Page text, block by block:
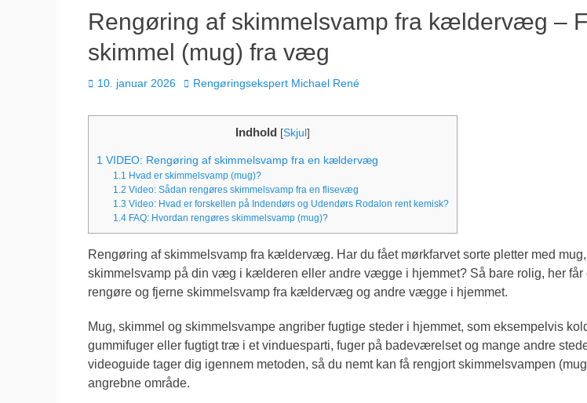
Rengøring af skimmelsvamp fra kældervæg –
skimmel (mug) fra væg
Udgivet
10. januar 2026 Forfatter
Rengøringsekspert Michael René
Indhold [Skjul ]
1 VIDEO: Rengøring af skimmelsvamp fra en kældervæg
1.1 Hvad er skimmelsvamp (mug)?
1.2 Video: Sådan rengøres skimmelsvamp fra en flisevæg
1.3 Video: Hvad er forskellen på Indendørs og Udendørs Rodalon rent kemisk?
1.4FAQ: Hvordan rengøres skimmelsvamp (mug)?
Rengøring af skimmelsvamp fra kældervæg. Har du fået mørkfarvet sorte pletter med
skimmelsvamp på din væg i kælderen eller andre vægge i hjemmet? Så bare rolig, her får
rengøre og fjerne skimmelsvamp fra kældervæg og andre vægge i hjemmet.
Mug, skimmel og skimmelsvampe angriber fugtige steder i hjemmet, som eksempelvis
gummifuger eller fugtigt træ i et vinduesparti, fuger på badeværelset og mange andre
videoguide tager dig igennem metoden, så du nemt kan få rengjort skimmelsvampen
angrebne område.